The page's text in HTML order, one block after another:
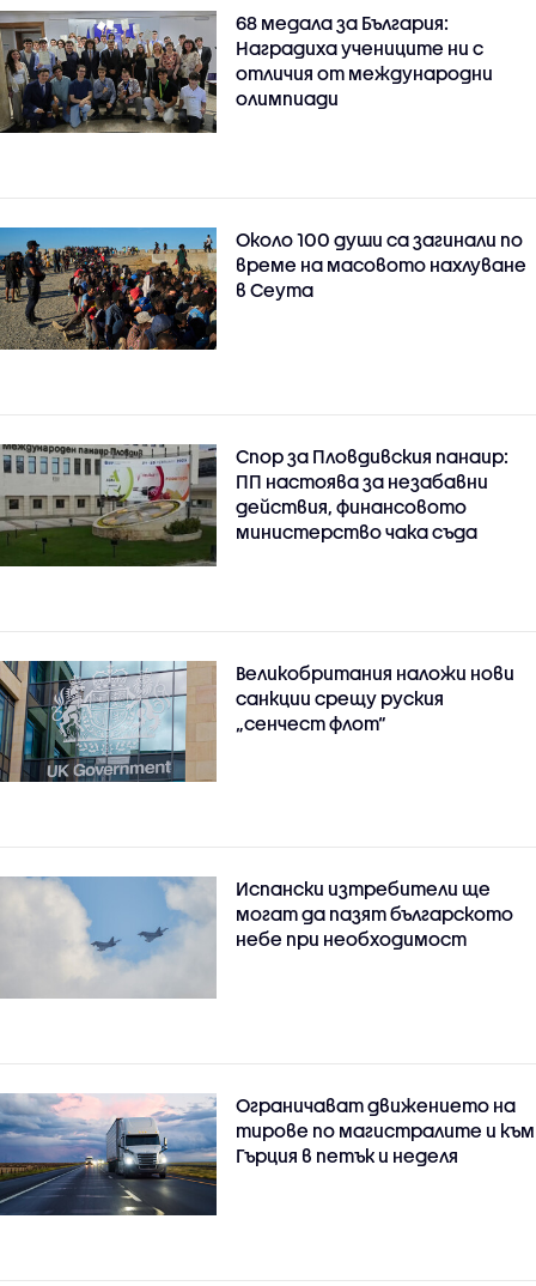
68 медала за България:
Наградиха учениците ни с
отличия от международни
олимпиади
Около 100 души са загинали по
време на масовото нахлуване
в Сеута
Спор за Пловдивския панаир:
ПП настоява за незабавни
действия, финансовото
министерство чака съда
Великобритания наложи нови
санкции срещу руския
„сенчест флот“
Испански изтребители ще
могат да пазят българското
небе при необходимост
Ограничават движението на
тирове по магистралите и към
Гърция в петък и неделя